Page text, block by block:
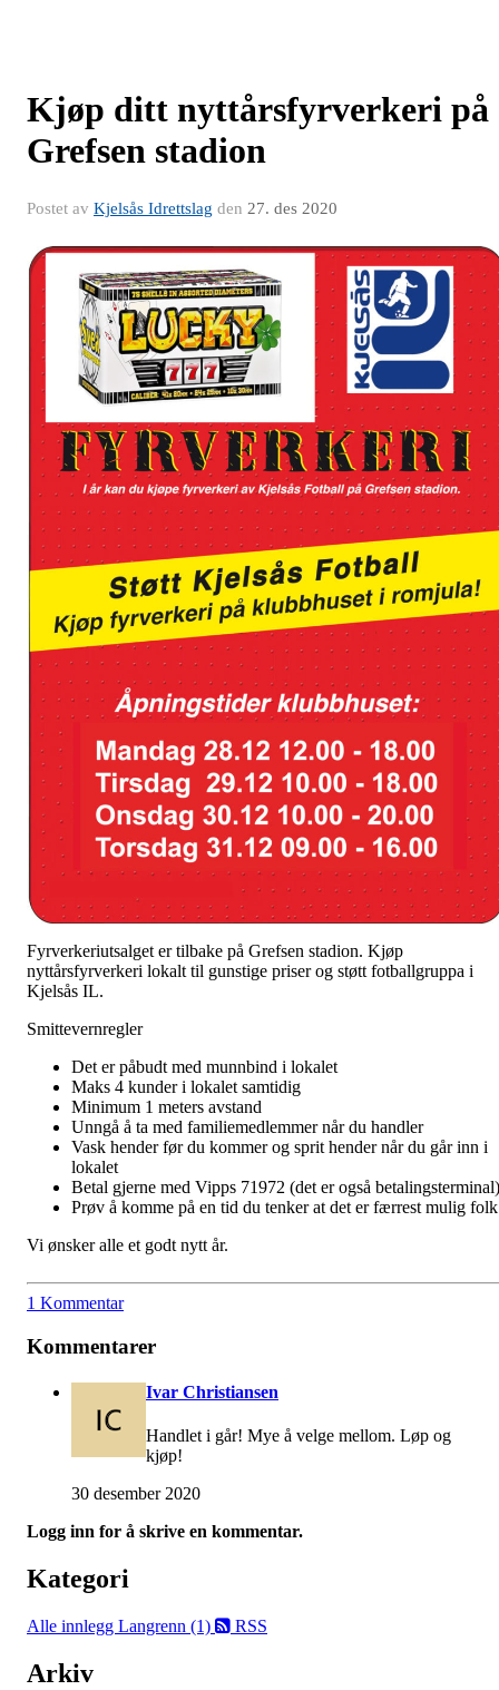
Kjøp ditt nyttårsfyrverkeri på
Grefsen stadion
Postet av Kjelsås Idrettslag den 27. des 2020
Fyrverkeriutsalget er tilbake på Grefsen stadion. Kjøp
nyttårsfyrverkeri lokalt til gunstige priser og støtt fotballgruppa i
Kjelsås IL.
Smittevernregler
Det er påbudt med munnbind i lokalet
Maks 4 kunder i lokalet samtidig
Minimum 1 meters avstand
Unngå å ta med familiemedlemmer når du handler
Vask hender før du kommer og sprit hender når du går inn i
lokalet
Betal gjerne med Vipps 71972 (det er også betalingsterminal)
Prøv å komme på en tid du tenker at det er færrest mulig
Vi ønsker alle et godt nytt år.
1 Kommentar
Kommentarer
Ivar Christiansen
Handlet i går! Mye å velge mellom. Løp og
kjøp!
30 desember 2020
Logg inn for å skrive en kommentar.
Kategori
Alle innlegg Langrenn (1) RSS
Arkiv